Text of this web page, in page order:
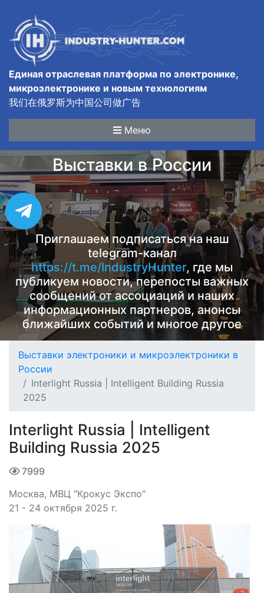
Единая отраслевая платформа по электронике,
микроэлектронике и новым технологиям
我们在俄罗斯为中国公司做广告
Меню
Выставки в России
Приглашаем подписаться на наш
telegram-канал
https://t.me/IndustryHunter, где мы
публикуем новости, перепосты важных
сообщений от ассоциаций и наших
информационных партнеров, анонсы
ближайших событий и многое другое
Выставки электроники и микроэлектроники в
России
Interlight Russia | Intelligent Building Russia
2025
Interlight Russia | Intelligent
Building Russia 2025
7999
Москва, МВЦ "Крокус Экспо"
21 - 24 октября 2025 г.